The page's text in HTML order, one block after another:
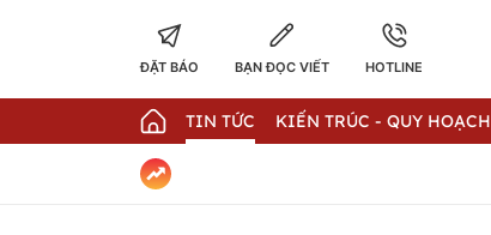
ĐẶT BÁO BẠN ĐỌC VIẾT HOTLINE
TIN TỨC KIẾN TRÚC - QUY HOẠCH